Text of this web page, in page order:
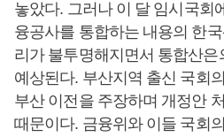
놓았다. 그러나 이 달 임시국회
융공사를 통합하는 내용의 한
리가 불투명해지면서 통합산은
예상된다. 부산지역 출신 국회
부산 이전을 주장하며 개정안
때문이다. 금융위와 이들 국회